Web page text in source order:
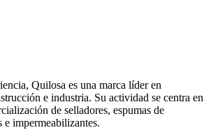
Quilosa es una marca líder en
e industria. Su actividad se centra en
de selladores, espumas de
e impermeabilizantes.